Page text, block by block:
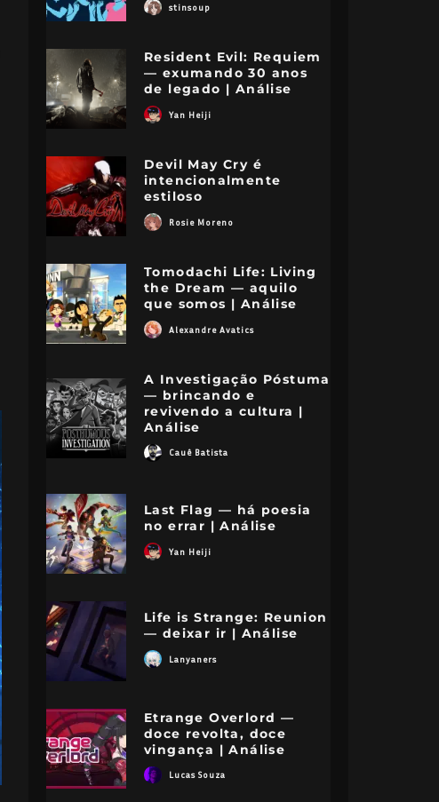
stinsoup
Resident Evil: Requiem
— exumando 30 anos
de legado | Análise
Yan Heiji
Devil May Cry é
intencionalmente
estiloso
Rosie Moreno
Tomodachi Life: Living
the Dream — aquilo
que somos | Análise
Alexandre Avatics
A Investigação Póstuma
— brincando e
revivendo a cultura |
Análise
Cauê Batista
Last Flag — há poesia
no errar | Análise
Yan Heiji
Life is Strange: Reunion
— deixar ir | Análise
Lanyaners
Etrange Overlord —
doce revolta, doce
vingança | Análise
Lucas Souza